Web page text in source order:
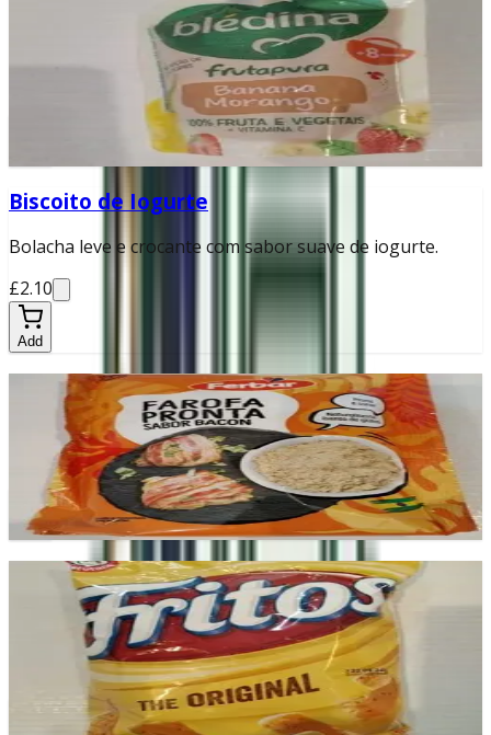
Papa de banana e morango para bebés a partir dos 4
Biscoito de Iogurte
Bolacha leve e crocante com sabor suave de iogurte.
£2.10
Add
Farofa Pronta Bacon
Farofa temperada com sabor defumado de bacon.
£2.50
Add
Fritos
Snacks crocantes e saborosos para petiscar a qualquer